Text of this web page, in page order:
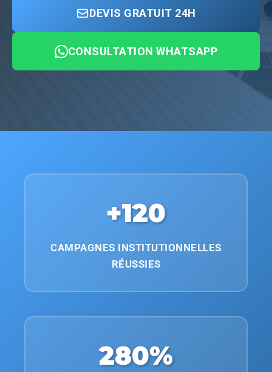
DEVIS GRATUIT 24H
CONSULTATION WHATSAPP
+120
CAMPAGNES INSTITUTIONNELLES
RÉUSSIES
280%